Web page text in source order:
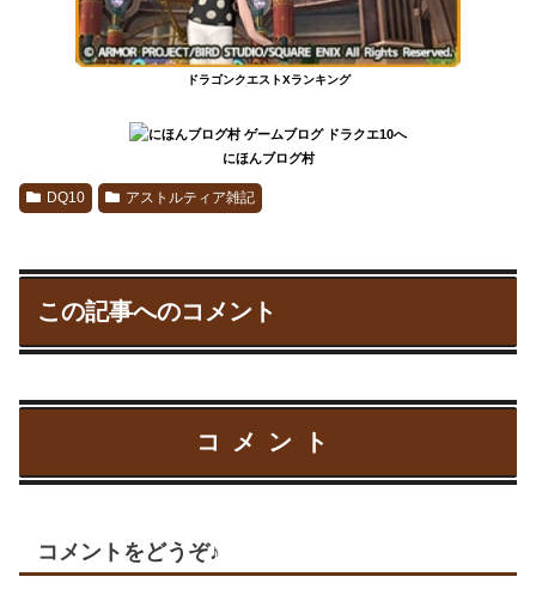
ドラゴンクエストXランキング
にほんブログ村
DQ10 アストルティア雑記
この記事へのコメント
コメント
コメントをどうぞ♪